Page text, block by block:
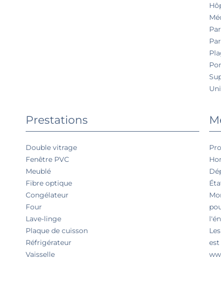
Prestations
Double vitrage
Fenêtre PVC
Meublé
Fibre optique
Congélateur
Four
Lave-linge
Plaque de cuisson
Réfrigérateur
Vaisselle
est